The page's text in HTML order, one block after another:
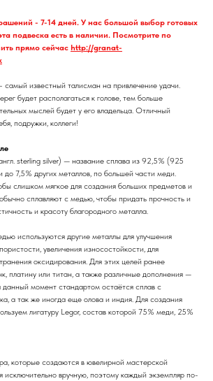
- 7-14 дней. У нас большой выбор готовых
подвеска есть в наличии. Посмотрите по
прямо сейчас http://granat-
самый известный талисман на привлечение удачи.
будет располагаться к голове, тем больше
мыслей будет у его владельца. Отличный
подружки, коллеги!
sterling silver) — название сплава из 92,5% (925
7,5% других металлов, по большей части меди.
слишком мягкое для создания больших предметов и
сплавляют с медью, чтобы придать прочность и
и красоту благородного металла.
используются другие металлы для улучшения
увеличения износостойкости, для
оксидирования. Для этих целей ранее
платину или титан, а также различные дополнения —
момент стандартом остаётся сплав с
а так же иногда еще олова и индия. Для создания
лигатуру Legor, состав которой 75% меди, 25%
которые создаются в ювелирной мастерской
вручную, поэтому каждый экземпляр по-